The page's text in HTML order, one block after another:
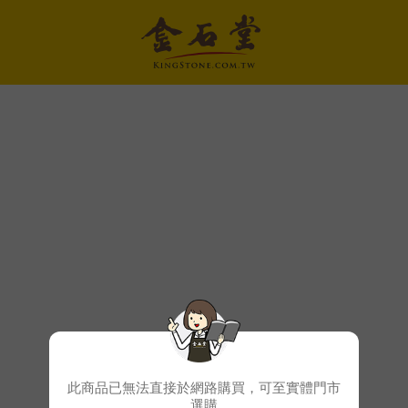
此商品已無法直接於網路購買，可至實體門市
選購